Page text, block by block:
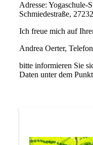
Adresse: Yogaschule-
Schmiedestraße,
Ich freue mich auf
Andrea Oerter,
bitte informieren Sie
Daten unter dem